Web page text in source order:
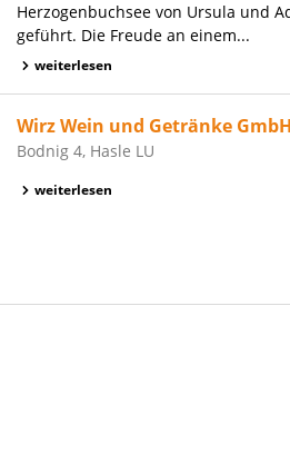
Herzogenbuchsee von Ursula und
geführt. Die Freude an einem...
weiterlesen
Wirz Wein und Getränke GmbH
Bodnig 4, Hasle LU
weiterlesen